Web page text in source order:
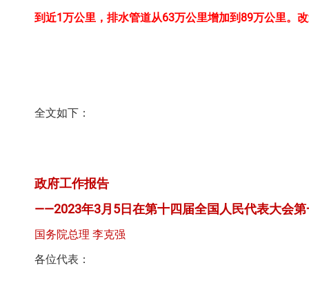
到近1万公里，排水管道从63万公里增加到89万公里。
全文如下：
政府工作报告
——2023年3月5日在第十四届全国人民代表大会
国务院总理 李克强
各位代表：